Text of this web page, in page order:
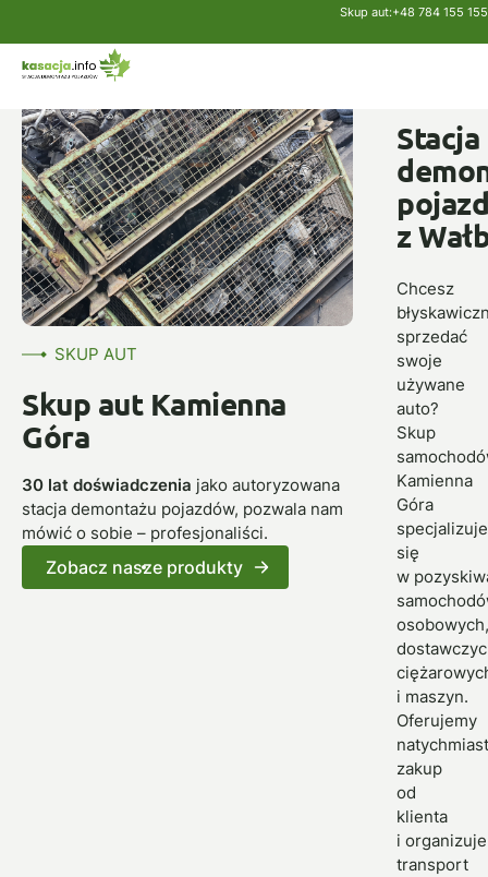
Skup aut:+48 784 155 155
Kamienna Góra
SKUP AUT
Skup aut Kamienna
Góra
30 lat doświadczenia jako autoryzowana
stacja demontażu pojazdów, pozwala nam
mówić o sobie – profesjonaliści.
Zobacz nasze produkty
Stacja
z
Chcesz
sprzedać
swoje
używane
auto?
Skup
Kamienna
Góra
specjalizuje
się
w
osobowych,
i maszyn.
Oferujemy
zakup
od
klienta
i
transport